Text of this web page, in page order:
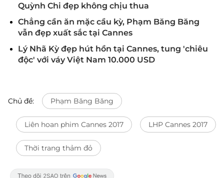
Quỳnh Chi đẹp không chịu thua
Chẳng cần ăn mặc cầu kỳ, Phạm Băng Băng
vẫn đẹp xuất sắc tại Cannes
Lý Nhã Kỳ đẹp hút hồn tại Cannes, tung 'chiêu
độc' với váy Việt Nam 10.000 USD
Chủ đề: Phạm Băng Băng
Liên hoan phim Cannes 2017 LHP Cannes 2017
Thời trang thảm đỏ